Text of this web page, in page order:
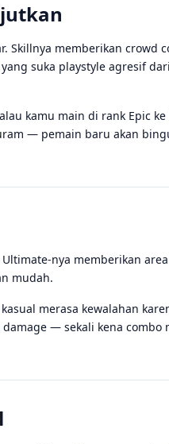
Skillnya memberikan crowd
suka playstyle agresif
kamu main di rank Epic
— pemain baru akan
nya memberikan
mudah.
merasa kewalahan
— sekali kena combo